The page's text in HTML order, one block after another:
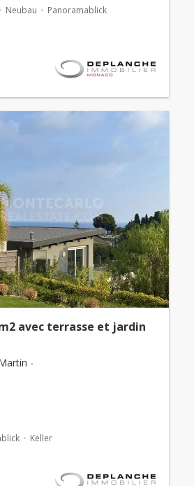
Neubau Panoramablick
avec terrasse et jardin
-
Keller